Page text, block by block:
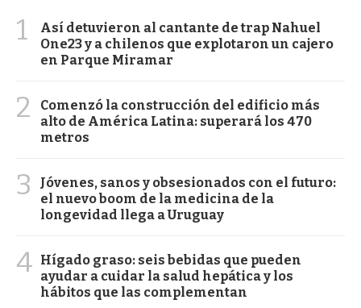
1
Así detuvieron al cantante de trap Nahuel
One23 y a chilenos que explotaron un cajero
en Parque Miramar
2
Comenzó la construcción del edificio más
alto de América Latina: superará los 470
metros
3
Jóvenes, sanos y obsesionados con el futuro:
el nuevo boom de la medicina de la
longevidad llega a Uruguay
4 Hígado graso: seis bebidas que pueden
ayudar a cuidar la salud hepática y los
hábitos que las complementan